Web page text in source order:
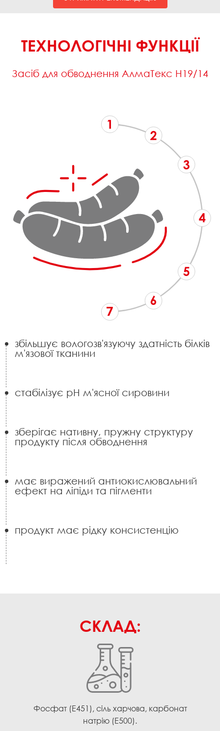
ТЕХНОЛОГІЧНІ ФУНКЦІЇ
Засіб для обводнення АлмаТекс Н19/14
збільшує вологозв'язуючу здатність білків
м'язової тканини
стабілізує рН м'ясної сировини
зберігає нативну, пружну структуру
продукту після обводнення
має виражений антиокислювальний
ефект на ліпіди та пігменти
продукт має рідку консистенцію
СКЛАД:
Фосфат (E451), сіль харчова, карбонат
натрію (Е500).